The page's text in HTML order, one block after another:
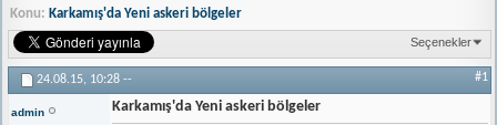
Konu: Karkamış'da Yeni askeri bölgeler
Seçenekler
24.08.15, 10:28 -- #1
admin Karkamış'da Yeni askeri bölgeler